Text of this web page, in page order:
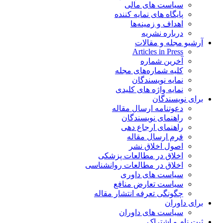
های مالی
های نمایه کننده
و زمینه‌ها
مقالات
Articles
مجله
های کلیدی
ارسال مقاله
نویسندگان
ارجاع دهی
مقاله
نشر
در مطالعات پزشکی
در مطالعات روانشناسی
های داوری
تعارض منافع
تعرفه انتشار مقاله
های داوران